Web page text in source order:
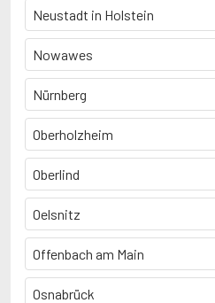
Neustadt in Holstein
Nowawes
Nürnberg
Oberholzheim
Oberlind
Oelsnitz
Offenbach am Main
Osnabrück